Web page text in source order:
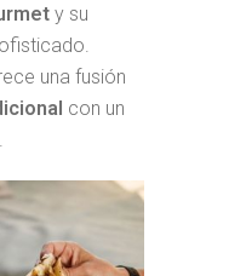
y su
una fusión
con un